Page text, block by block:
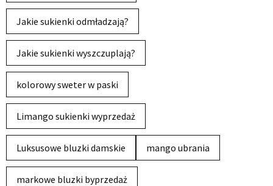
Jakie sukienki odmładzają?
Jakie sukienki wyszczuplają?
kolorowy sweter w paski
Limango sukienki wyprzedaż
Luksusowe bluzki damskie mango ubrania
markowe bluzki byprzedaż